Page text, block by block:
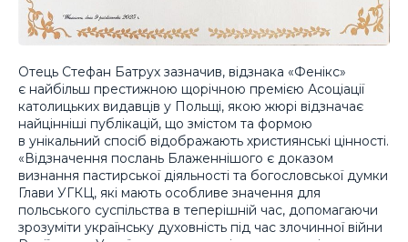
Отець Стефан Батрух зазначив, відзнака «Фенікс»
є найбільш престижною щорічною премією Асоціації
католицьких видавців у Польщі, якою жюрі відзначає
найцінніші публікацій, що змістом та формою
в унікальний спосіб відображають християнські цінності.
«Відзначення послань Блаженнішого є доказом
визнання пастирської діяльності та богословської думки
Глави УГКЦ, які мають особливе значення для
польського суспільства в теперішній час, допомагаючи
зрозуміти українську духовність під час злочинної війни